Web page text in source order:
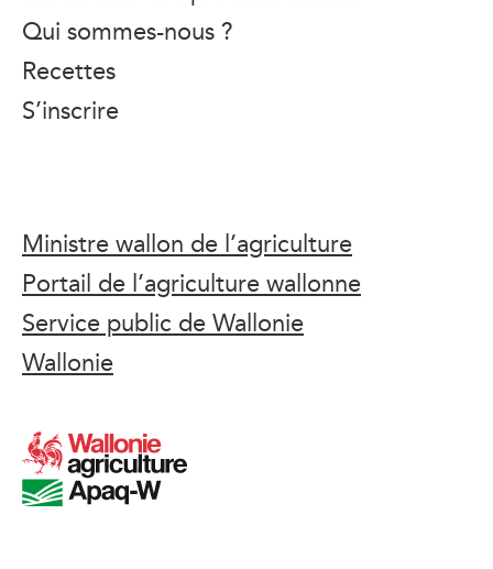
Qui sommes-nous ?
Recettes
S’inscrire
Ministre wallon de l’agriculture
Portail de l’agriculture wallonne
Service public de Wallonie
Wallonie